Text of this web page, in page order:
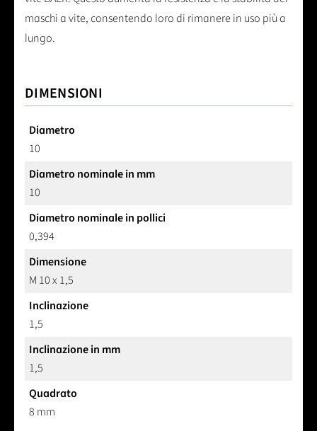
maschi a vite, consentendo loro di rimanere in uso più a
lungo.
DIMENSIONI
Diametro
10
Diametro nominale in mm
10
Diametro nominale in pollici
0,394
Dimensione
M 10 x 1,5
Inclinazione
1,5
Inclinazione in mm
1,5
Quadrato
8 mm